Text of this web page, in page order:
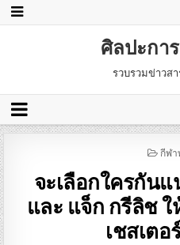
ศิลปะกา
รวบรวมข่าวส
กีฬา
จะเลือกใครกัน
และ แจ็ก กรีลิช
เชสเตอ